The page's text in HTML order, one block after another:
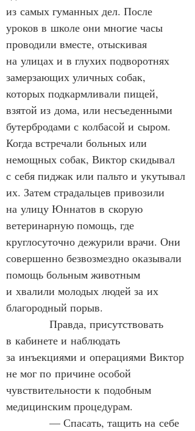
из самых гуманных дел. После
уроков в школе они многие часы
проводили вместе, отыскивая
на улицах и в глухих подворотнях
замерзающих уличных собак,
которых подкармливали пищей,
взятой из дома, или несъеденными
бутербродами с колбасой и сыром.
Когда встречали больных или
немощных собак, Виктор скидывал
с себя пиджак или пальто и укутывал
их. Затем страдальцев привозили
на улицу Юннатов в скорую
ветеринарную помощь, где
круглосуточно дежурили врачи. Они
совершенно безвозмездно оказывали
помощь больным животным
и хвалили молодых людей за их
благородный порыв.
Правда, присутствовать
в кабинете и наблюдать
за инъекциями и операциями Виктор
не мог по причине особой
чувствительности к подобным
медицинским процедурам.
— Спасать, тащить на себе